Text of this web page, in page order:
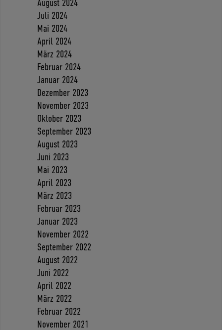
August 2024
Juli 2024
Mai 2024
April 2024
März 2024
Februar 2024
Januar 2024
Dezember 2023
November 2023
Oktober 2023
September 2023
August 2023
Juni 2023
Mai 2023
April 2023
März 2023
Februar 2023
Januar 2023
November 2022
September 2022
August 2022
Juni 2022
April 2022
März 2022
Februar 2022
November 2021